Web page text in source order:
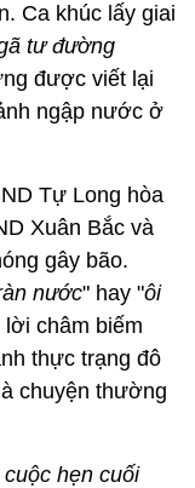
Ca khúc lấy giai
tư đường
được viết lại
ngập nước ở
Tự Long hòa
Xuân Bắc và
gây bão.
nước" hay "ôi
châm biếm
thực trạng đô
chuyện thường
cuộc hẹn cuối